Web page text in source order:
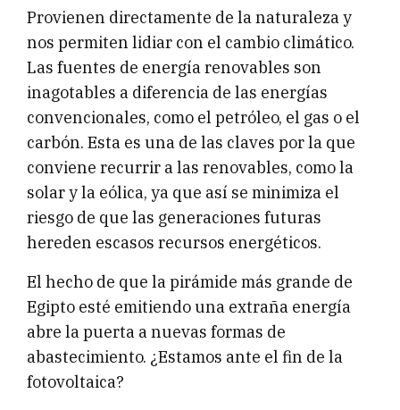
Provienen directamente de la naturaleza y
nos permiten lidiar con el cambio climático.
Las fuentes de energía renovables son
inagotables a diferencia de las energías
convencionales, como el petróleo, el gas o el
carbón. Esta es una de las claves por la que
conviene recurrir a las renovables, como la
solar y la eólica, ya que así se minimiza el
riesgo de que las generaciones futuras
hereden escasos recursos energéticos.
El hecho de que la pirámide más grande de
Egipto esté emitiendo una extraña energía
abre la puerta a nuevas formas de
abastecimiento. ¿Estamos ante el fin de la
fotovoltaica?